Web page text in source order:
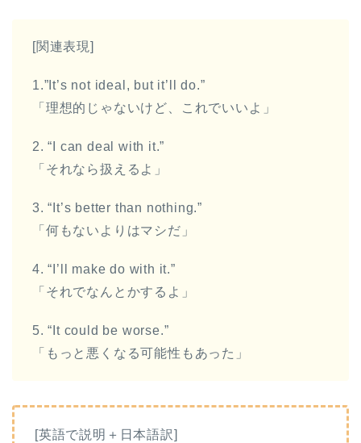
[関連表現]
1.”It’s not ideal, but it’ll do.”
「理想的じゃないけど、これでいいよ」
2. “I can deal with it.”
「それなら扱えるよ」
3. “It’s better than nothing.”
「何もないよりはマシだ」
4. “I’ll make do with it.”
「それでなんとかするよ」
5. “It could be worse.”
「もっと悪くなる可能性もあった」
[英語で説明＋日本語訳]